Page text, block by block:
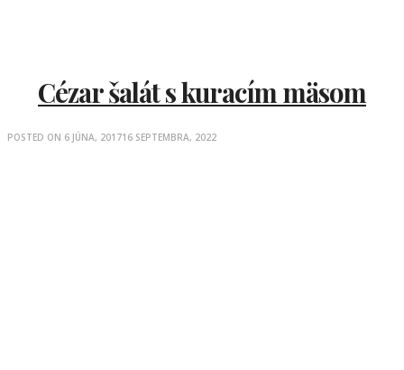
Cézar šalát s kuracím mäsom
POSTED ON 6 JÚNA, 201716 SEPTEMBRA, 2022